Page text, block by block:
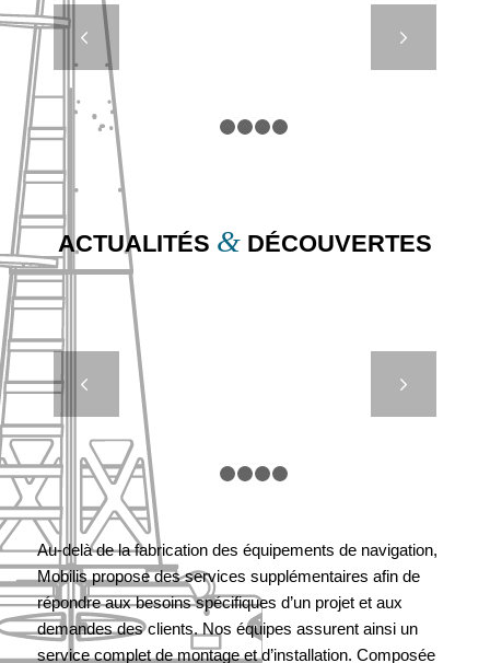
ACTUALITÉS &DÉCOUVERTES
(2/2)
Au-delà de la fabrication des équipements de navigation,
Mobilis propose des services supplémentaires afin de
répondre aux besoins spécifiques d’un projet et aux
demandes des clients. Nos équipes assurent ainsi un
service complet de montage et d’installation. Composée